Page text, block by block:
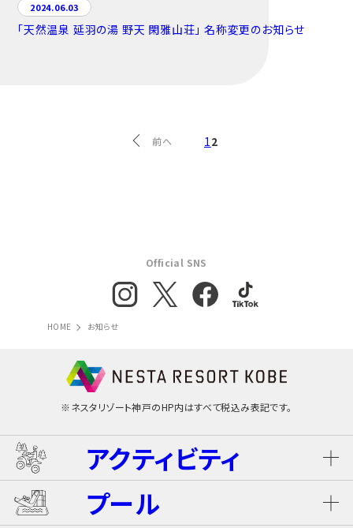
2024.06.03
「天然温泉 延羽の湯 野天 閑雅山荘」 名称変更のお知らせ
前へ 12
HOME お知らせ
※ネスタリゾート神戸のHP内はすべて税込み表記です。
アクティビティ
ネスタ･バギーツアー（別途有料）
プール
Official SNS